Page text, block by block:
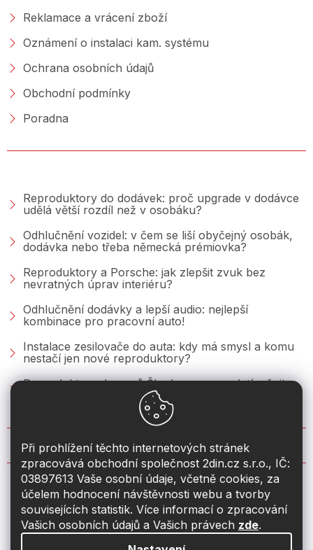
Při prohlížení těchto internetových stránek
zpracovává obchodní společnost 2din.cz s.r.o., IČ:
03897613 Vaše osobní údaje, včetně cookies, za
účelem hodnocení návštěvnosti webu a tvorby
souvisejících statistik. Více informací o zpracování
Vašich osobních údajů a Vašich právech zde.
Reklamace a vrácení zboží
Oznámení o instalaci kam. systému
Ochrana osobních údajů
Obchodní podmínky
Poradna
Reproduktory do dodávek: proč upgrade v dodávce
udělá větší rozdíl než v osobáku?
Odhlučnění vozidel: v čem se liší obyčejný osobák,
dodávka nebo třeba německá prémiovka?
Reproduktory a Porsche: jak zlepšit zvuk bez
nevratných úprav interiéru?
Odhlučnění dodávky a lepší audio: nejlepší
kombinace pro pracovní auto!
Instalace zesilovače do auta: kdy má smysl a komu
nestačí jen nové reproduktory?
Reproduktory do vozů Škoda: co se vyplatí měnit u
Fabie, Octavie a Superbu?
KONTAKT
info@2din.cz
774 19 55 33